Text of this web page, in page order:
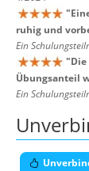
"
ruhig und
Ein
"
Übungsanteil
Ein